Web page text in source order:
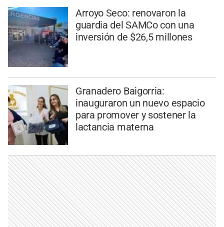
Arroyo Seco: renovaron la
guardia del SAMCo con una
inversión de $26,5 millones
Granadero Baigorria:
inauguraron un nuevo espacio
para promover y sostener la
lactancia materna